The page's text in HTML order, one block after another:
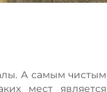
А самым чистым
мест является